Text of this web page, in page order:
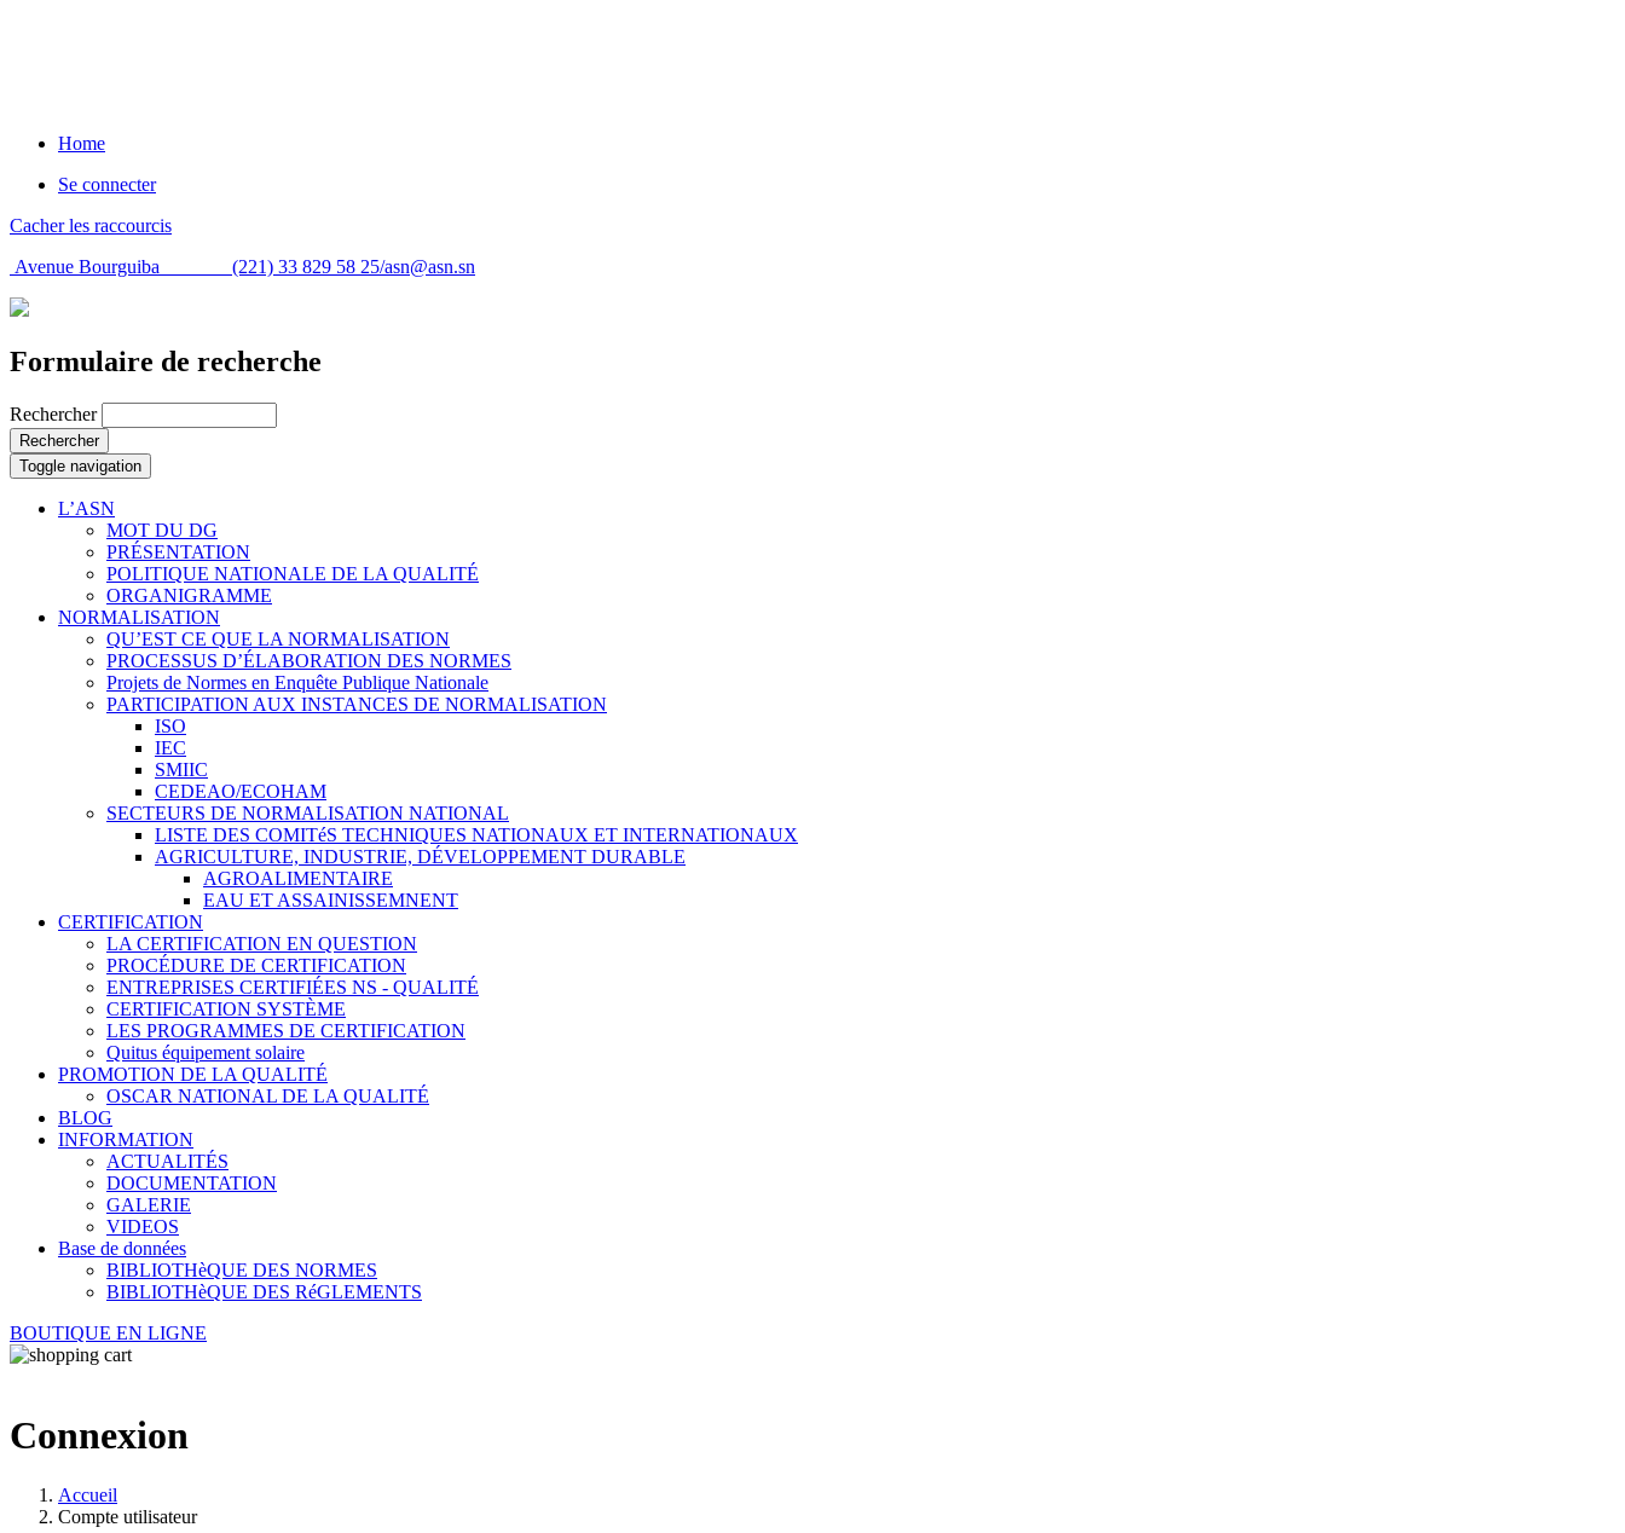
Home
Se connecter
Cacher les raccourcis
Avenue Bourguiba (221) 33 829 58 25/asn@asn.sn
Formulaire de recherche
Rechercher
Rechercher
Toggle navigation
L’ASN
MOT DU DG
PRÉSENTATION
POLITIQUE NATIONALE DE LA QUALITÉ
ORGANIGRAMME
NORMALISATION
QU’EST CE QUE LA NORMALISATION
PROCESSUS D’ÉLABORATION DES NORMES
Projets de Normes en Enquête Publique Nationale
PARTICIPATION AUX INSTANCES DE NORMALISATION
ISO
IEC
SMIIC
CEDEAO/ECOHAM
SECTEURS DE NORMALISATION NATIONAL
LISTE DES COMITéS TECHNIQUES NATIONAUX ET INTERNATIONAUX
AGRICULTURE, INDUSTRIE, DÉVELOPPEMENT DURABLE
AGROALIMENTAIRE
EAU ET ASSAINISSEMNENT
CERTIFICATION
LA CERTIFICATION EN QUESTION
PROCÉDURE DE CERTIFICATION
ENTREPRISES CERTIFIÉES NS - QUALITÉ
CERTIFICATION SYSTÈME
LES PROGRAMMES DE CERTIFICATION
Quitus équipement solaire
PROMOTION DE LA QUALITÉ
OSCAR NATIONAL DE LA QUALITÉ
BLOG
INFORMATION
ACTUALITÉS
DOCUMENTATION
GALERIE
VIDEOS
Base de données
BIBLIOTHèQUE DES NORMES
BIBLIOTHèQUE DES RéGLEMENTS
BOUTIQUE EN LIGNE
Connexion
Accueil
Compte utilisateur